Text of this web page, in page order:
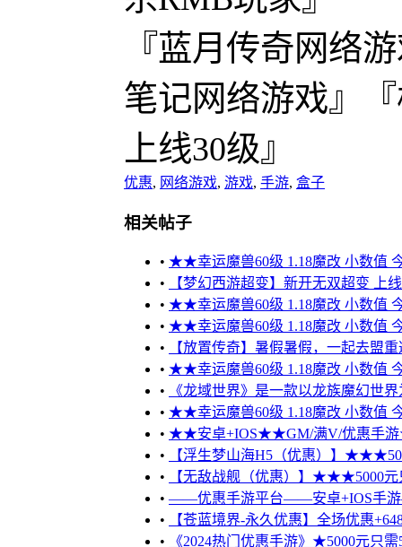
『蓝月传奇网络
笔记网络游戏』
上线30级』
优惠, 网络游戏, 游戏, 手游, 盒子
相关帖子
• ★★幸运魔兽60级 1.18魔改 小数值
•
【梦幻西游超变】新开无双超变 上
• ★★幸运魔兽60级 1.18魔改 小数值
• ★★幸运魔兽60级 1.18魔改 小数值
•
【放置传奇】暑假暑假，一起去盟
• ★★幸运魔兽60级 1.18魔改 小数值
•
《龙域世界》是一款以龙族魔幻世
• ★★幸运魔兽60级 1.18魔改 小数值
• ★★安卓+IOS★★GM/满V/优惠手游
•
【浮生梦山海H5（优惠）】
•
【无敌战舰（优惠）】
• ——优惠手游平台——安卓+IOS手
•
【苍蓝境界-永久优惠】全场优惠
•
《2024热门优惠手游》★5000元